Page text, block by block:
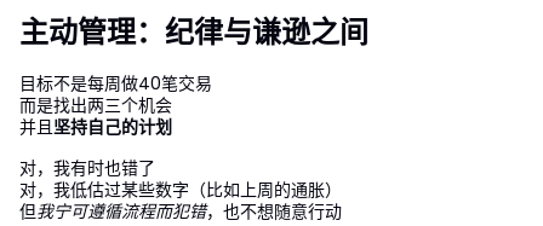
主动管理：纪律与谦逊之间
目标不是每周做40笔交易
而是找出两三个机会
并且坚持自己的计划
对，我有时也错了
对，我低估过某些数字（比如上周的通胀）
但我宁可遵循流程而犯错，也不想随意行动